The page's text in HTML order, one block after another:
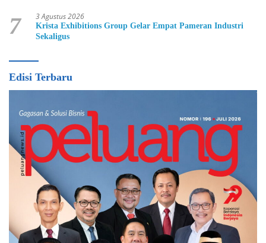
7 3 Agustus 2026
Krista Exhibitions Group Gelar Empat Pameran Industri
Sekaligus
Edisi Terbaru